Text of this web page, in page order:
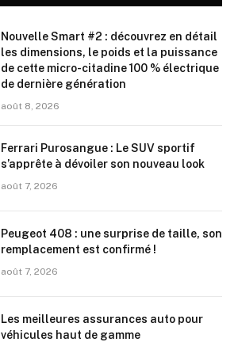
Nouvelle Smart #2 : découvrez en détail
les dimensions, le poids et la puissance
de cette micro-citadine 100 % électrique
de dernière génération
août 8, 2026
Ferrari Purosangue : Le SUV sportif
s’apprête à dévoiler son nouveau look
août 7, 2026
Peugeot 408 : une surprise de taille, son
remplacement est confirmé !
août 7, 2026
Les meilleures assurances auto pour
véhicules haut de gamme